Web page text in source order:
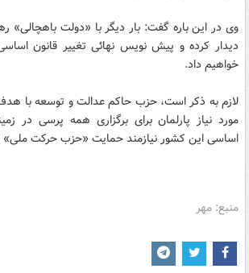
وی در این باره گفت: بار دیگر با «دولت
دیدار کرده و پیش‌ نویس نهائی تغییر قانون
خواهیم داد.
لازم به ذکر است، حزب حاکم عدالت و توسعه با
مورد نیاز پارلمان برای برگزاری همه پرسی در
اساسی این کشور نیازمند حمایت «حزب حرکت
منبع: مهر